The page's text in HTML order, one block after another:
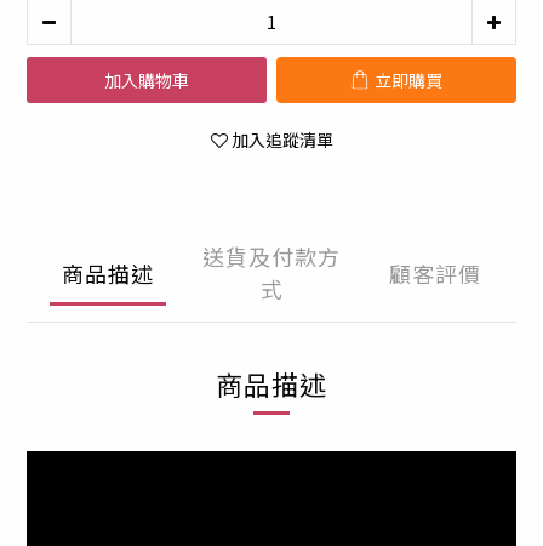
加入購物車 立即購買
加入追蹤清單
商品描述
送貨及付款方
式
顧客評價
商品描述